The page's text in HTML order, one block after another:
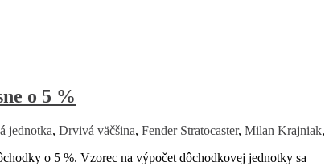
o 5 %
jednotka, Drvivá väčšina, Fender Stratocaster, Milan Krajniak,
o 5 %. Vzorec na výpočet dôchodkovej jednotky sa